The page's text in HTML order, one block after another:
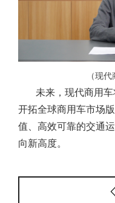
（现
未来，现代商用
开拓全球商用车市场
值、高效可靠的交通
向新高度。